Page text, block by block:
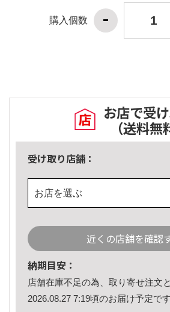
購入個数
お店で受
（送料無
受け取り店舗：
お店を選ぶ
近くの店舗を確認
納期目安：
店舗在庫不足の為、取り寄せ注文
2026.08.27 7:19頃のお届け予定です